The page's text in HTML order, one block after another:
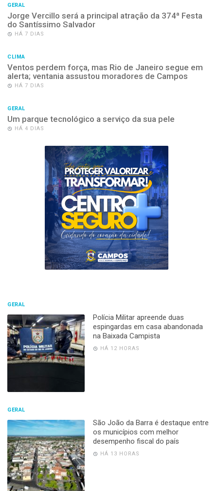
GERAL
Jorge Vercillo será a principal atração da 374ª Festa
do Santíssimo Salvador
HÁ 7 DIAS
CLIMA
Ventos perdem força, mas Rio de Janeiro segue em
alerta; ventania assustou moradores de Campos
HÁ 7 DIAS
GERAL
Um parque tecnológico a serviço da sua pele
HÁ 4 DIAS
GERAL
Polícia Militar apreende duas
espingardas em casa abandonada
na Baixada Campista
HÁ 12 HORAS
GERAL
São João da Barra é destaque entre
os municípios com melhor
desempenho fiscal do país
HÁ 13 HORAS